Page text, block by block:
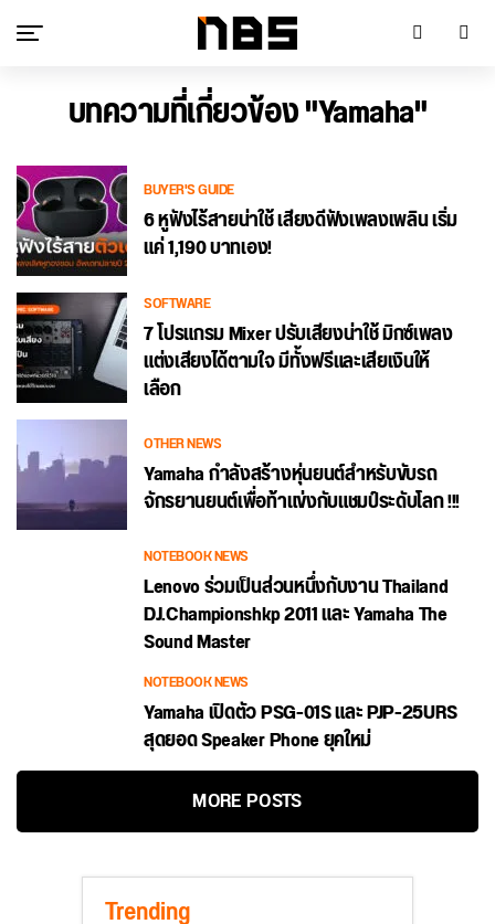
บทความที่เกี่ยวข้อง "Yamaha"
BUYER'S GUIDE
6 หูฟังไร้สายน่าใช้ เสียงดีฟังเพลงเพลิน เริ่ม
แค่ 1,190 บาทเอง!
SOFTWARE
7 โปรแกรม Mixer ปรับเสียงน่าใช้ มิกซ์เพลง
แต่งเสียงได้ตามใจ มีทั้งฟรีและเสียเงินให้
เลือก
OTHER NEWS
Yamaha กำลังสร้างหุ่นยนต์สำหรับขับรถ
จักรยานยนต์เพื่อท้าแข่งกับแชมป์ระดับโลก !!!
NOTEBOOK NEWS
Lenovo ร่วมเป็นส่วนหนึ่งกับงาน Thailand
DJ.Championshkp 2011 และ Yamaha The
Sound Master
NOTEBOOK NEWS
Yamaha เปิดตัว PSG-01S และ PJP-25URS
สุดยอด Speaker Phone ยุคใหม่
MORE POSTS
Trending